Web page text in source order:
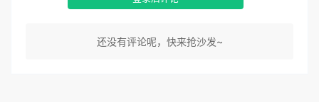
还没有评论呢，快来抢沙发~